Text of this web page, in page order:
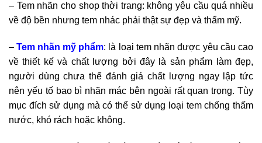
– Tem nhãn cho shop thời trang: không yêu cầu quá nhiều
về độ bền nhưng tem nhác phải thật sự đẹp và thẩm mỹ.
– Tem nhãn mỹ phẩm: là loại tem nhãn được yêu cầu cao
về thiết kế và chất lượng bởi đây là sản phẩm làm đẹp,
người dùng chưa thể đánh giá chất lượng ngay lập tức
nên yếu tố bao bì nhãn mác bên ngoài rất quan trọng. Tùy
mục đích sử dụng mà có thể sử dụng loại tem chống thấm
nước, khó rách hoặc không.